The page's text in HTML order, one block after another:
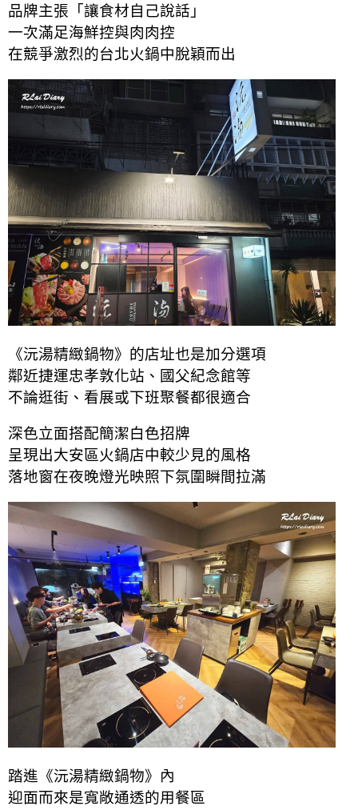
品牌主張「讓食材自己說話」
一次滿足海鮮控與肉肉控
在競爭激烈的台北火鍋中脫穎而出
《沅湯精緻鍋物》的店址也是加分選項
鄰近捷運忠孝敦化站、國父紀念館等
不論逛街、看展或下班聚餐都很適合
深色立面搭配簡潔白色招牌
呈現出大安區火鍋店中較少見的風格
落地窗在夜晚燈光映照下氛圍瞬間拉滿
踏進《沅湯精緻鍋物》內
迎面而來是寬敞通透的用餐區